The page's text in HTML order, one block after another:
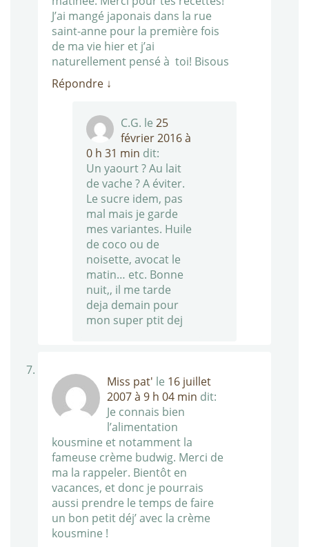
J’ai mangé japonais dans la rue
saint-anne pour la première fois
de ma vie hier et j’ai
naturellement pensé à toi! Bisous
Répondre ↓
C.G. le 25
février 2016 à
0 h 31 min dit:
Un yaourt ? Au lait
de vache ? A éviter.
Le sucre idem, pas
mal mais je garde
mes variantes. Huile
de coco ou de
noisette, avocat le
matin… etc. Bonne
nuit,, il me tarde
deja demain pour
mon super ptit dej
Miss pat' le 16 juillet
2007 à 9 h 04 min dit:
Je connais bien
l’alimentation
kousmine et notamment la
fameuse crème budwig. Merci de
ma la rappeler. Bientôt en
vacances, et donc je pourrais
aussi prendre le temps de faire
un bon petit déj’ avec la crème
kousmine !